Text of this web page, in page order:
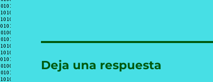
Deja una respuesta